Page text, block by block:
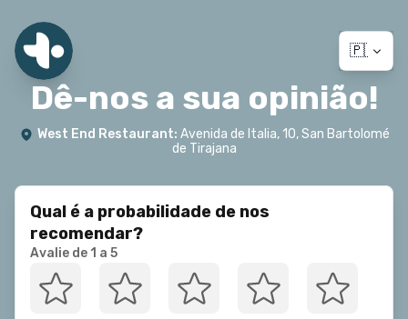
🇵🇹
Dê-nos a sua opinião!
West End Restaurant: Avenida de Italia, 10, San Bartolomé
de Tirajana
Qual é a probabilidade de nos
recomendar?
Avalie de 1 a 5